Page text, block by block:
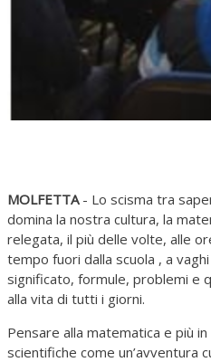
MOLFETTA - Lo scisma tra
domina la nostra cultura, la
relegata, il più delle volte, alle
tempo fuori dalla scuola , a
significato, formule, problemi e
alla vita di tutti i giorni.
Pensare alla matematica e più
scientifiche come un’avventura